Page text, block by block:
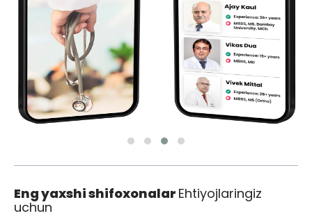
Eng yaxshi shifoxonalar Ehtiyojlaringiz
uchun